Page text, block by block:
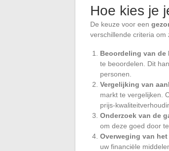
Hoe kies je
De keuze voor een
verschillende criteria om
Beoordeling van de
te beoordelen. Dit
personen.
Vergelijking van
markt te vergelijken.
prijs-
Onderzoek van de
om deze goed door
Overweging van
uw financiële